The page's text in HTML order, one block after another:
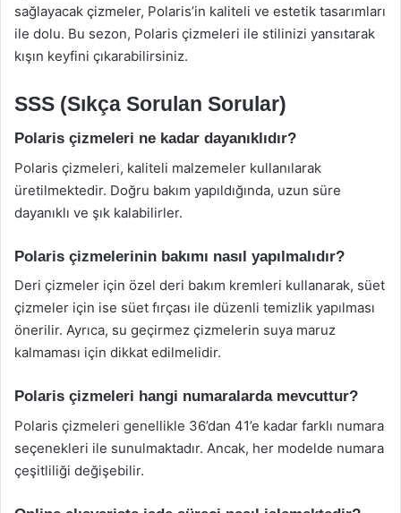
sağlayacak çizmeler, Polaris’in kaliteli ve estetik tasarımları
ile dolu. Bu sezon, Polaris çizmeleri ile stilinizi yansıtarak
kışın keyfini çıkarabilirsiniz.
SSS (Sıkça Sorulan Sorular)
Polaris çizmeleri ne kadar dayanıklıdır?
Polaris çizmeleri, kaliteli malzemeler kullanılarak
üretilmektedir. Doğru bakım yapıldığında, uzun süre
dayanıklı ve şık kalabilirler.
Polaris çizmelerinin bakımı nasıl yapılmalıdır?
Deri çizmeler için özel deri bakım kremleri kullanarak, süet
çizmeler için ise süet fırçası ile düzenli temizlik yapılması
önerilir. Ayrıca, su geçirmez çizmelerin suya maruz
kalmaması için dikkat edilmelidir.
Polaris çizmeleri hangi numaralarda mevcuttur?
Polaris çizmeleri genellikle 36’dan 41’e kadar farklı numara
seçenekleri ile sunulmaktadır. Ancak, her modelde numara
çeşitliliği değişebilir.